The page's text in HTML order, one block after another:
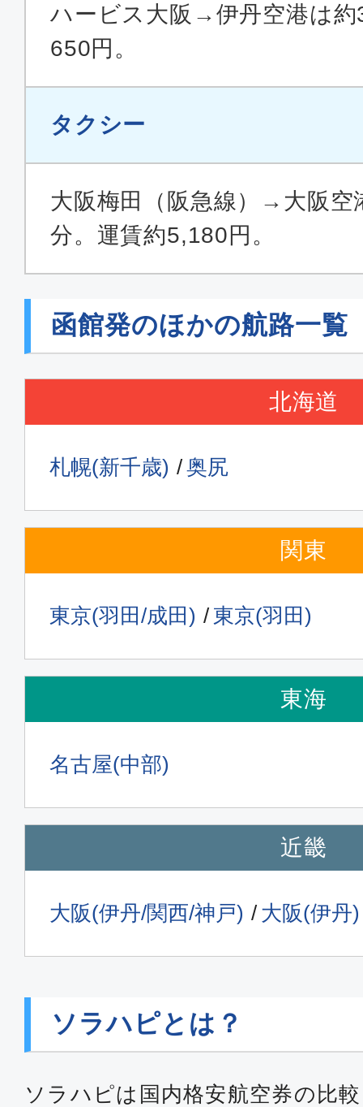
ハービス大阪→伊丹空港は約
650円。
タクシー
大阪梅田（阪急線）→大阪空
分。運賃約5,180円。
函館発のほかの航路一覧
北海道
札幌(新千歳) 奥尻
関東
東京(羽田/成田) 東京(羽田)
東海
名古屋(中部)
近畿
大阪(伊丹/関西/神戸) 大阪(伊丹)
ソラハピとは？
ソラハピは国内格安航空券の比